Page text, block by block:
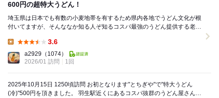
600円の超特大うどん！
埼玉県は日本でも有数の小麦地帯を有するため県内各地でうどん文化が根
付いてますが、そんななか知る人ぞ知るコスパ最強のうどん提供する老舗
3.6
a2929 （1074）
2026/01 訪問
1回
2025年10月15日 1250頃訪問 お初となります"とちぎや"で"特大うどん
(冷)"500円を頂きました。 羽生駅近くにあるコスパ抜群のうどん屋さん